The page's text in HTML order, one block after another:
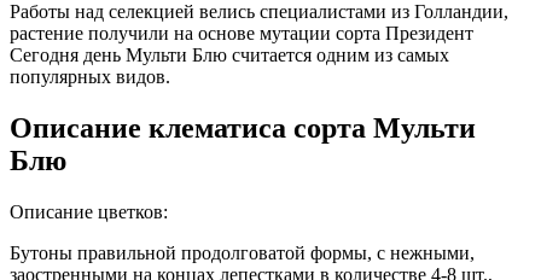
Работы над селекцией велись специалистами из Голландии,
растение получили на основе мутации сорта Президент
Сегодня день Мульти Блю считается одним из самых
популярных видов.
Описание клематиса сорта Мульти
Блю
Описание цветков:
Бутоны правильной продолговатой формы, с нежными,
заостренными на концах лепестками в количестве 4-8 шт.,